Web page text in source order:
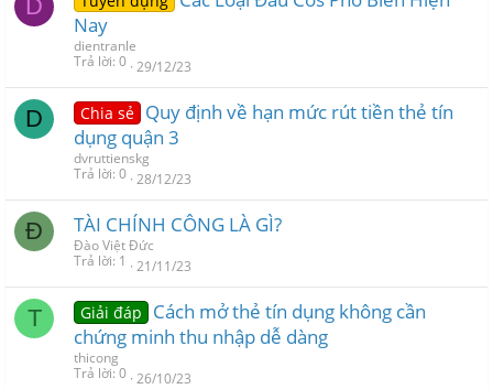
D
Nay
dientranle
Trả lời 0 29/12/23
D Chia sẻ Quy định về hạn mức rút tiền thẻ tín
dụng quận 3
dvruttienskg
Trả lời 0 28/12/23
Đ TÀI CHÍNH CÔNG LÀ GÌ?
Đào Việt Đức
Trả lời 1 21/11/23
T Giải đáp
Cách mở thẻ tín dụng không cần
chứng minh thu nhập dễ dàng
thicong
Trả lời 0 26/10/23